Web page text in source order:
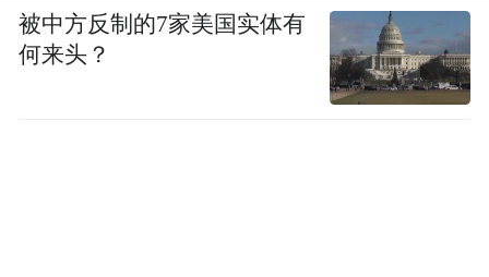
被中方反制的7家美国实体有
何来头？